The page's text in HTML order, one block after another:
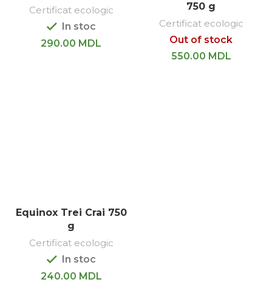
Certificat ecologic
In stoc
290.00 MDL
750 g
Certificat ecologic
Out of stock
550.00 MDL
Equinox Trei Crai 750
g
Certificat ecologic
In stoc
240.00 MDL